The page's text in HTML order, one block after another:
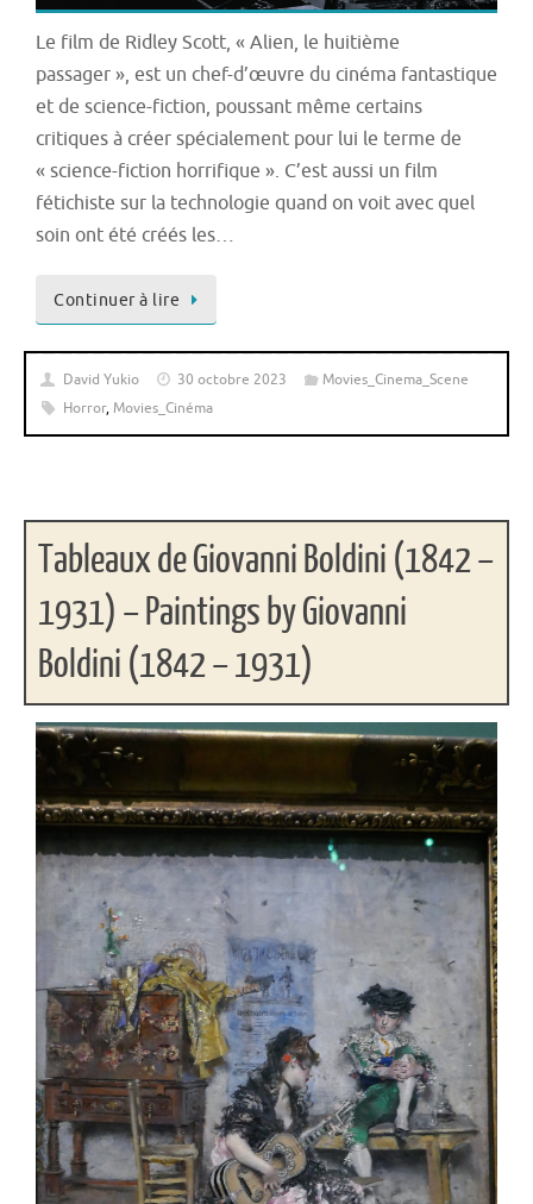
Le film de Ridley Scott, « Alien, le huitième
passager », est un chef-d’œuvre du cinéma fantastique
et de science-fiction, poussant même certains
critiques à créer spécialement pour lui le terme de
« science-fiction horrifique ». C’est aussi un film
fétichiste sur la technologie quand on voit avec quel
soin ont été créés les…
Continuer à lire
David Yukio 30 octobre 2023
Movies_Cinema_Scene
Horror, Movies_Cinéma
Tableaux de Giovanni Boldini (1842 –
1931) – Paintings by Giovanni
Boldini (1842 – 1931)